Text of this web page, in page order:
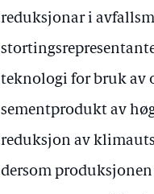
reduksjonar i
teknologi for bruk av
sementprodukt av
reduksjon av
dersom